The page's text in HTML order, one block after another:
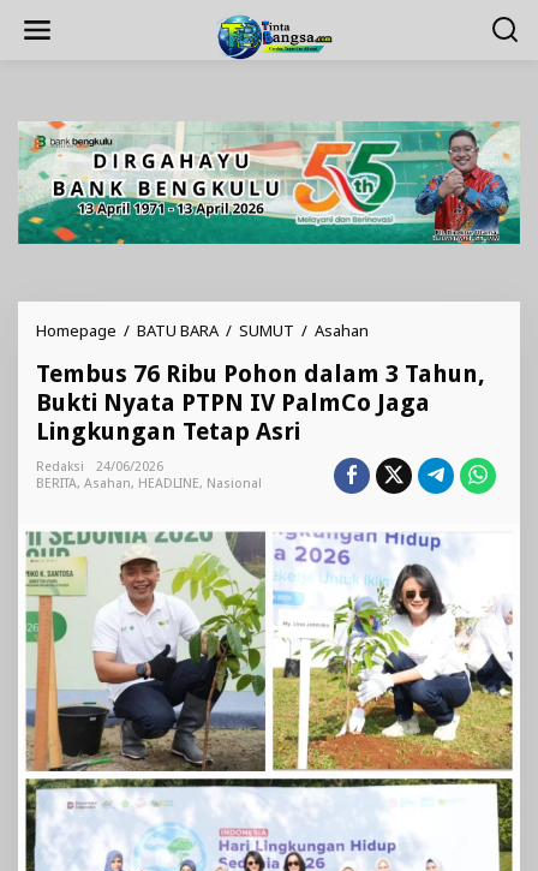
Homepage / BATU BARA / SUMUT / Asahan
Ribu
Pohon
dalam
Tahun,
Bukti
IV
PalmCo⁠
Jaga
Lingkungan
Tetap
Asri
Tembus 76 Ribu Pohon dalam 3 Tahun,
Bukti Nyata PTPN IV PalmCo⁠ Jaga
Lingkungan Tetap Asri
Redaksi
24/06/2026
BERITA, Asahan, HEADLINE, Nasional